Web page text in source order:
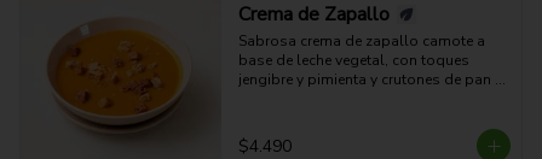
Crema de Zapallo
Sabrosa crema de zapallo camote a
base de leche vegetal, con toques
jengibre y pimienta y crutones de pan
$4.490